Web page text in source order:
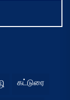
கட்டுரை